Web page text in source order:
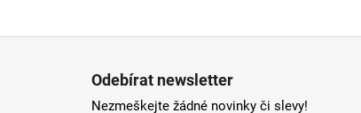
Odebírat newsletter
Nezmeškejte žádné novinky či slevy!